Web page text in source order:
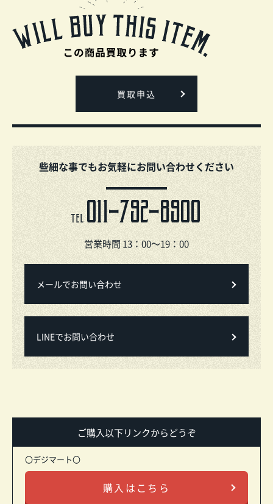
買取申込
些細な事でもお気軽にお問い合わせください
TEL 011-792-8900
営業時間 13：00～19：00
メールでお問い合わせ
LINEでお問い合わせ
ご購入以下リンクからどうぞ
〇デジマート〇
購入はこちら